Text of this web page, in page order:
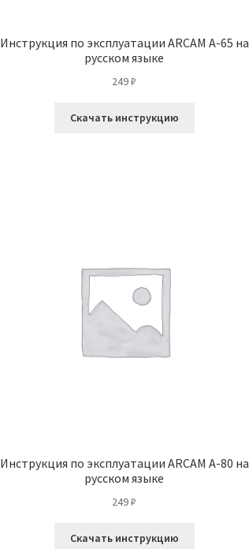
Инструкция по эксплуатации ARCAM A-65 на
русском языке
249₽
Скачать инструкцию
Инструкция по эксплуатации ARCAM A-80 на
русском языке
249₽
Скачать инструкцию